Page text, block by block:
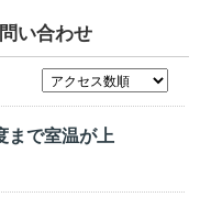
い合わせ
まで室温が上